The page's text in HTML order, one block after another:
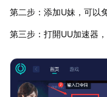
第二步：添加U妹，可以
第三步：打開UU加速器